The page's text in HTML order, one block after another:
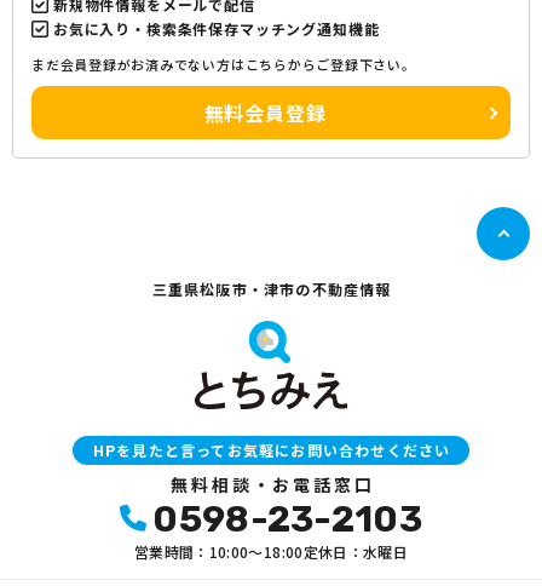
新規物件情報をメールで配信
お気に入り・検索条件保存マッチング通知機能
まだ会員登録がお済みでない方はこちらからご登録下さい。
無料会員登録
三重県松阪市・津市の不動産情報
HPを見たと言ってお気軽にお問い合わせください
無料相談・お電話窓口
0598-23-2103
営業時間：10:00〜18:00定休日：水曜日